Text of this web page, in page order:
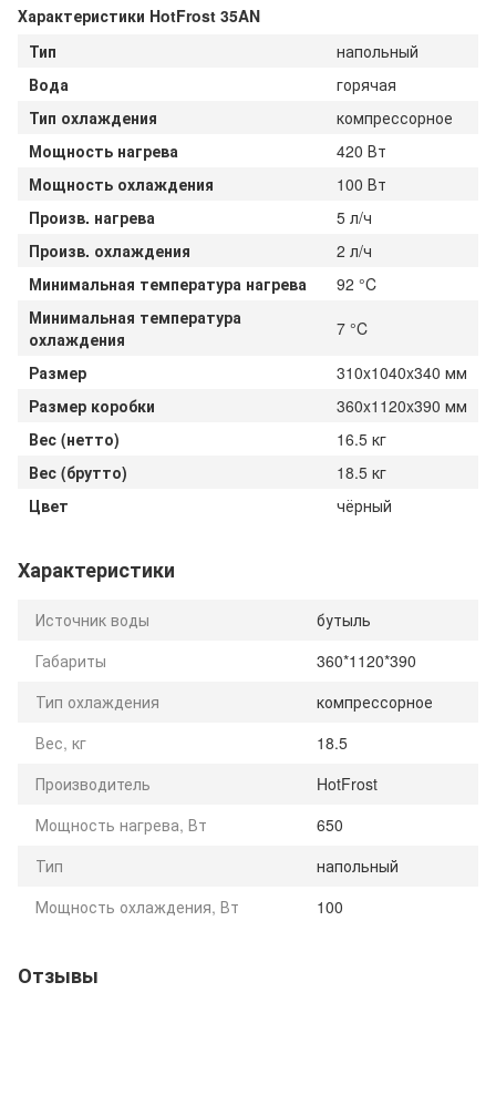
Характеристики HotFrost 35AN
Тип
напольный
Вода
горячая
Тип охлаждения
компрессорное
Мощность нагрева
420 Вт
Мощность охлаждения
100 Вт
Произв. нагрева
5 л/ч
Произв. охлаждения
2 л/ч
Минимальная температура нагрева
92 °C
Минимальная температура
охлаждения
7 °C
Размер
310x1040x340 мм
Размер коробки
360x1120x390 мм
Вес (нетто)
16.5 кг
Вес (брутто)
18.5 кг
Цвет
чёрный
Характеристики
Источник воды
бутыль
Габариты
360*1120*390
Тип охлаждения
компрессорное
Вес, кг
18.5
Производитель
HotFrost
Мощность нагрева, Вт
650
Тип
напольный
Мощность охлаждения, Вт
100
Отзывы